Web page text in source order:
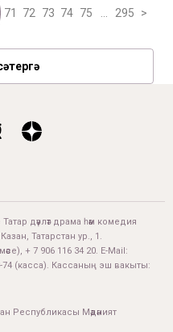
71 72 73 74 75 295 >
дәүләт драма һәм комедия
Татарстан ур., 1.
+ 7 906 116 34 20. E-Mail:
74 (касса). Кассаның эш вакыты:
Республикасы Мәдәният